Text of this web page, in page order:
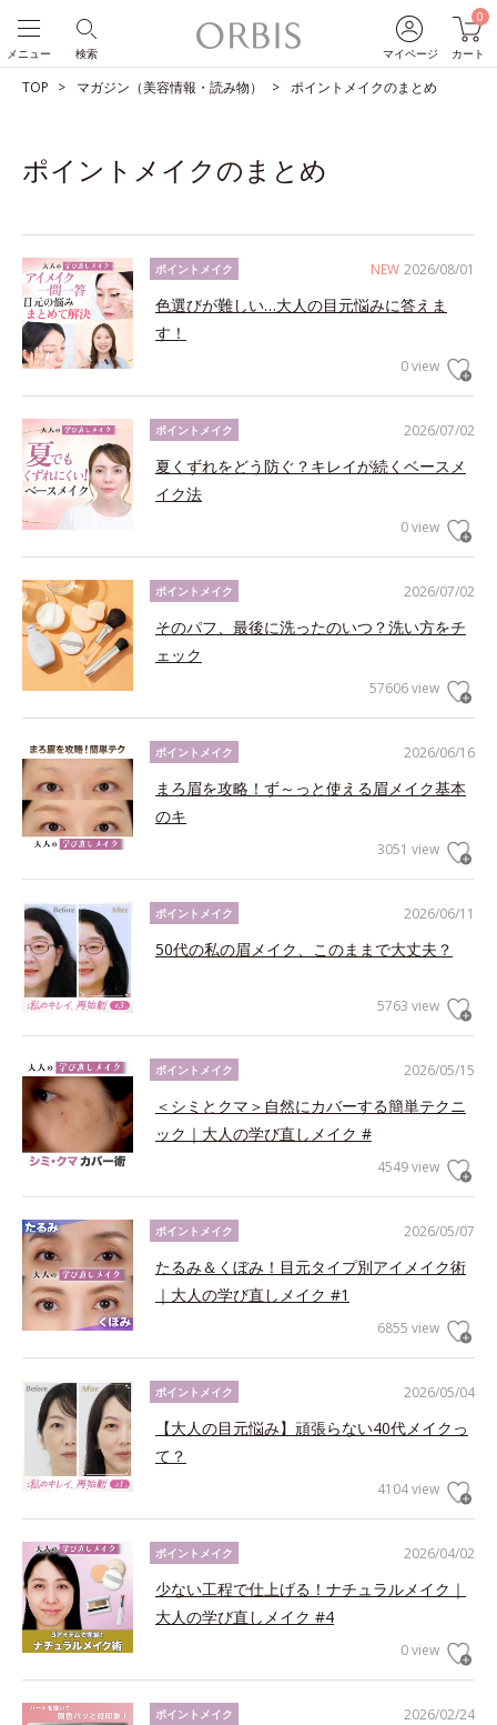
マイページ
0
カート
検索
メニュー
TOP マガジン（美容情報・読み物） ポイントメイクのまとめ
ポイントメイクのまとめ
NEW 2026/08/01
ポイントメイク
色選びが難しい…大人の目元悩みに答えま
す！
0 view
2026/07/02
ポイントメイク
夏くずれをどう防ぐ？キレイが続くベースメ
イク法
0 view
2026/07/02
ポイントメイク
そのパフ、最後に洗ったのいつ？洗い方をチ
ェック
57606 view
2026/06/16
ポイントメイク
まろ眉を攻略！ず～っと使える眉メイク基本
のキ
3051 view
2026/06/11
ポイントメイク
50代の私の眉メイク、このままで大丈夫？
5763 view
2026/05/15
ポイントメイク
＜シミとクマ＞自然にカバーする簡単テクニ
ック｜大人の学び直しメイク #
4549 view
2026/05/07
ポイントメイク
たるみ＆くぼみ！目元タイプ別アイメイク術
｜大人の学び直しメイク #1
6855 view
2026/05/04
ポイントメイク
【大人の目元悩み】頑張らない40代メイクっ
て？
4104 view
2026/04/02
ポイントメイク
少ない工程で仕上げる！ナチュラルメイク｜
大人の学び直しメイク #4
0 view
2026/02/24
ポイントメイク